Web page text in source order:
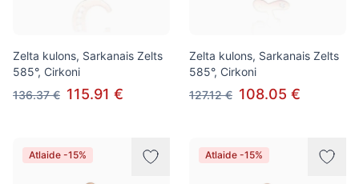
Zelta kulons, Sarkanais Zelts
585°, Cirkoni
136.37 € 115.91 €
Zelta kulons, Sarkanais Zelts
585°, Cirkoni
127.12 € 108.05 €
Atlaide -15% Atlaide -15%